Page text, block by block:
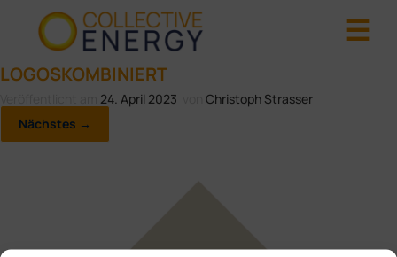
LOGOSKOMBINIERT
24. April 2023
Christoph Strasser
Nächstes →